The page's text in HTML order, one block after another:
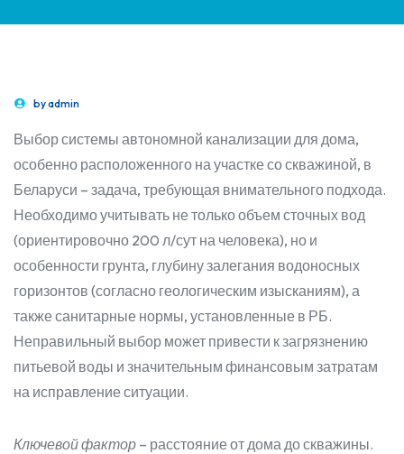
byadmin
Выбор системы автономной канализации для дома,
особенно расположенного на участке со скважиной, в
Беларуси – задача, требующая внимательного подхода.
Необходимо учитывать не только объем сточных вод
(ориентировочно 200 л/сут на человека), но и
особенности грунта, глубину залегания водоносных
горизонтов (согласно геологическим изысканиям), а
также санитарные нормы, установленные в РБ.
Неправильный выбор может привести к загрязнению
питьевой воды и значительным финансовым затратам
на исправление ситуации.
Ключевой фактор – расстояние от дома до скважины.